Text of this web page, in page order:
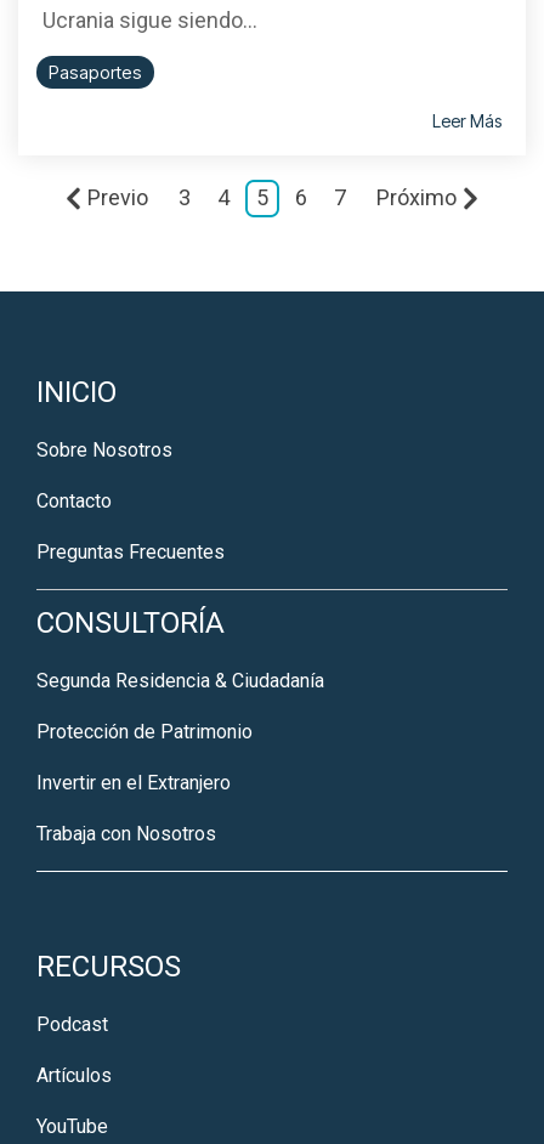
Ucrania sigue siendo...
Pasaportes
Leer Más
Previo 3 4 5 6 7 Próximo
INICIO
Sobre Nosotros
Contacto
Preguntas Frecuentes
CONSULTORÍA
Segunda Residencia & Ciudadanía
Protección de Patrimonio
Invertir en el Extranjero
Trabaja con Nosotros
RECURSOS
Podcast
Artículos
YouTube